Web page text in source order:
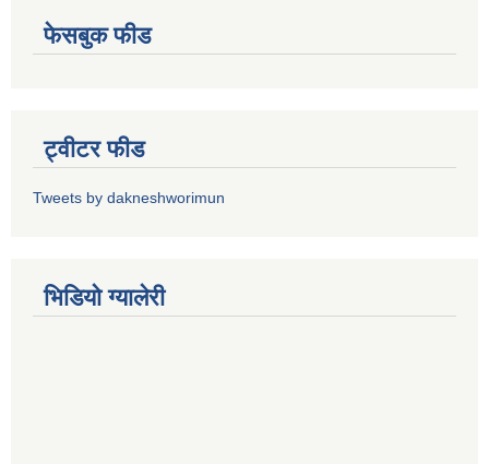
फेसबुक फीड
ट्वीटर फीड
Tweets by dakneshworimun
भिडियाे ग्यालेरी